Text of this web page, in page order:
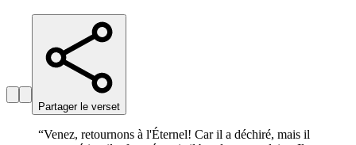
Partager le verset
“Venez, retournons à l'Éternel! Car il a déchiré, mais il